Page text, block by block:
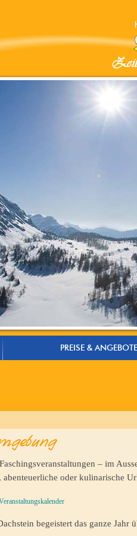
PREISE & ANGEBOTE
– im
oder kulinarische
begeistert das ganze